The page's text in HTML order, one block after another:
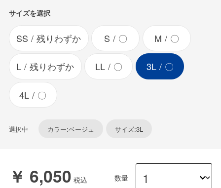
サイズを選択
SS 残りわずか S 〇 M 〇
L 残りわずか LL 〇 3L 〇
4L 〇
選択中 カラー:ベージュ サイズ:3L
￥ 6,050 数量